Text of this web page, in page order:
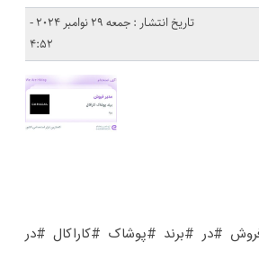
تاریخ انتشار : جمعه 29 نوامبر 2024 -
4:52
#در #برند #پوشاک #کاراکال #در